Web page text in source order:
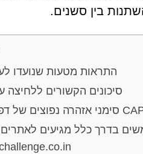
בין סשנים.
התראות מטעות שנועדו
סיכונים הקשורים
בדרך כלל מגיעים לאתרים